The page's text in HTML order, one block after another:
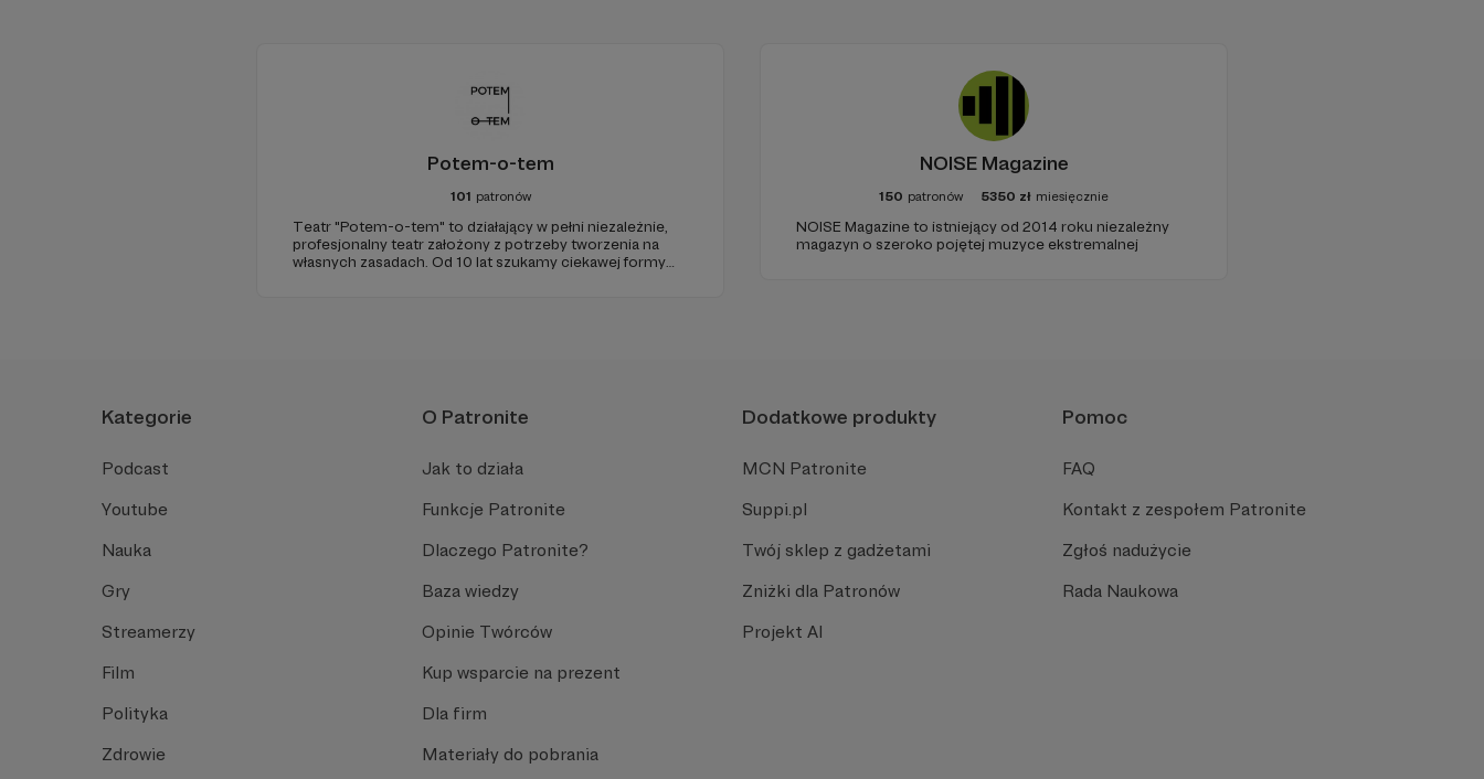
Potem-o-tem
101 patronów
Teatr "Potem-o-tem" to działający w pełni niezależnie,
profesjonalny teatr założony z potrzeby tworzenia na
własnych zasadach. Od 10 lat szukamy ciekawej formy
NOISE Magazine
150 patronów 5350 zł miesięcznie
NOISE Magazine to istniejący od 2014 roku niezależny
magazyn o szeroko pojętej muzyce ekstremalnej
Kategorie
Podcast
Youtube
Nauka
Gry
Streamerzy
Film
Polityka
Zdrowie
O Patronite
Jak to działa
Funkcje Patronite
Dlaczego Patronite?
Baza wiedzy
Opinie Twórców
Kup wsparcie na prezent
Dla firm
Materiały do pobrania
Dodatkowe produkty
MCN Patronite
Suppi.pl
Twój sklep z gadżetami
Zniżki dla Patronów
Projekt AI
Pomoc
FAQ
Kontakt z zespołem Patronite
Zgłoś nadużycie
Rada Naukowa